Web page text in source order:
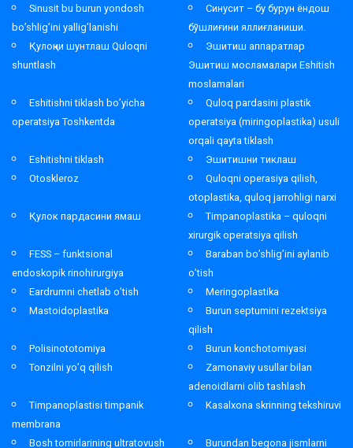
Sinusit bu burun yondosh
bo’shlig’ini yallig’lanishi
Синусит – бу бурун ёндош
бўшлиғини яллиғланиши.
Қулоқни шунтлаш Quloqni
shuntlash
Эшитиш аппаратлар
Эшитиш мосламалари Eshitish
moslamalari
Eshitishni tiklash bo’yicha
operatsiya Toshkentda
Quloq pardasini plastik
operatsiya (miringoplastika) usuli
orqali qayta tiklash
Eshitishni tiklash
Эшитишни тиклаш
Otoskleroz
Quloqni operasiya qilish,
otoplastika, quloq jarrohligi narxi
Қулок пардасини ямаш
Timpanoplastika – quloqni
xirurgik operatsiya qilish
FESS – funktsional
endoskopik rinohirurgiya
Baraban bo’shlig’ini aylanib
o’tish
Eardrumni chetlab o’tish
Meringoplastika
Mastoidoplastika
Burun septumini rezektsiya
qilish
Polisinototomiya
Burun konchotomiyasi
Tonzilni yo’q qilish
Zamonaviy usullar bilan
adenoidlarni olib tashlash
Timpanoplastisi timpanik
membrana
Kasalxona skrinning tekshiruvi
Bosh tomirlarining ultratovush Burundan begona jismlarni